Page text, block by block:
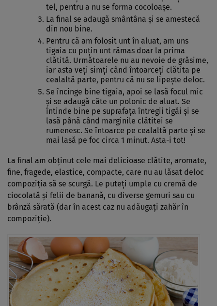
tel, pentru a nu se forma cocoloaşe.
La final se adaugă smântâna şi se amestecă
din nou bine.
Pentru că am folosit unt în aluat, am uns
tigaia cu puţin unt rămas doar la prima
clătită. Următoarele nu au nevoie de grăsime,
iar asta veţi simţi când întoarceţi clătita pe
cealaltă parte, pentru că nu se lipeşte deloc.
Se încinge bine tigaia, apoi se lasă focul mic
şi se adaugă câte un polonic de aluat. Se
întinde bine pe suprafaţa întregii tigăi şi se
lasă până când marginile clătitei se
rumenesc. Se întoarce pe cealaltă parte şi se
mai lasă pe foc circa 1 minut. Asta-i tot!
La final am obţinut cele mai delicioase clătite, aromate,
fine, fragede, elastice, compacte, care nu au lăsat deloc
compoziţia să se scurgă. Le puteţi umple cu cremă de
ciocolată şi felii de banană, cu diverse gemuri sau cu
brânză sărată (dar în acest caz nu adăugaţi zahăr în
compoziţie).